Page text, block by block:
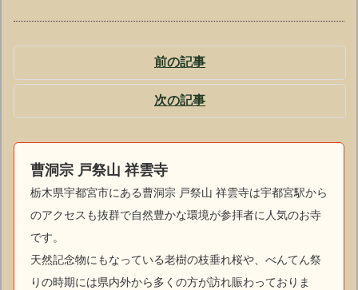
前の記事
次の記事
曹洞宗 戸祭山 祥雲寺
栃木県宇都宮市にある曹洞宗 戸祭山 祥雲寺は宇都宮駅から
のアクセスも抜群で自然豊かな環境が参拝者に人気のお寺
です。
天然記念物にもなっている老樹の枝垂れ桜や、べんてん祭
りの時期には県内外から多くの方が訪れ賑わっておりま